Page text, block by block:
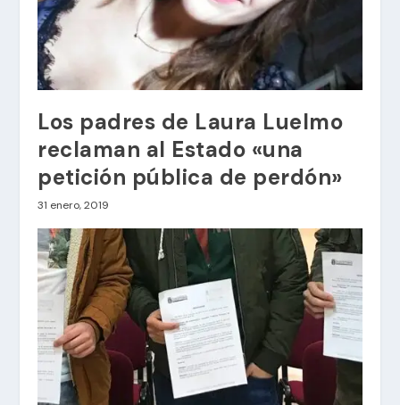
Los padres de Laura Luelmo
reclaman al Estado «una
petición pública de perdón»
31 enero, 2019